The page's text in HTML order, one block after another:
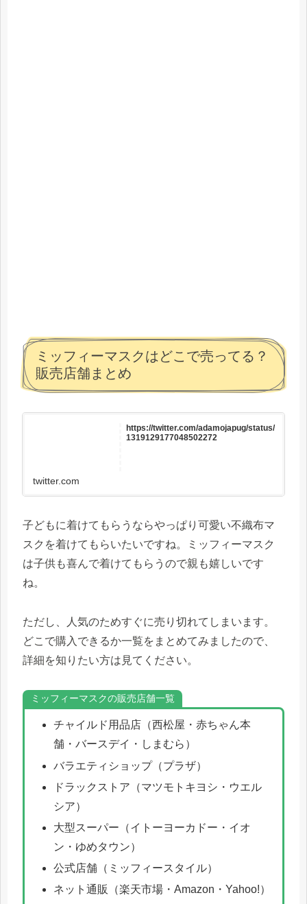
ミッフィーマスクはどこで売ってる？
販売店舗まとめ
https://twitter.com/adamojapug/status/
1319129177048502272
twitter.com
子どもに着けてもらうならやっぱり可愛い不織布マ
スクを着けてもらいたいですね。ミッフィーマスク
は子供も喜んで着けてもらうので親も嬉しいです
ね。
ただし、人気のためすぐに売り切れてしまいます。
どこで購入できるか一覧をまとめてみましたので、
詳細を知りたい方は見てください。
ミッフィーマスクの販売店舗一覧
チャイルド用品店（西松屋・赤ちゃん本
舗・バースデイ・しまむら）
バラエティショップ（プラザ）
ドラックストア（マツモトキヨシ・ウエル
シア）
大型スーパー（イトーヨーカドー・イオ
ン・ゆめタウン）
公式店舗（ミッフィースタイル）
ネット通販（楽天市場・Amazon・Yahoo!）